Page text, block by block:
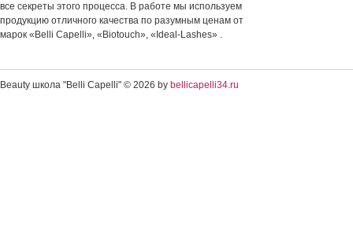
все секреты этого процесса. В работе мы используем
продукцию отличного качества по разумным ценам от
марок «Belli Capelli», «Biotouch», «Ideal-Lashes» .
Beauty школа "Belli Capelli" © 2026 by bellicapelli34.ru